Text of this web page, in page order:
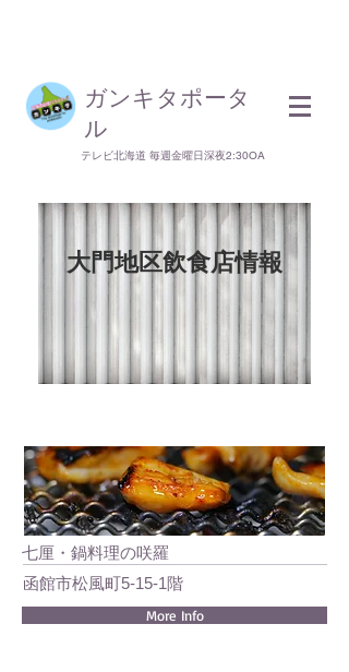
​ガンキタポータ
ル
テレビ北海道 毎週金曜日深夜2:30OA
大門地区飲食店情報
​七厘・鍋料理の咲羅
More Info
​函館市松風町5-15-1階